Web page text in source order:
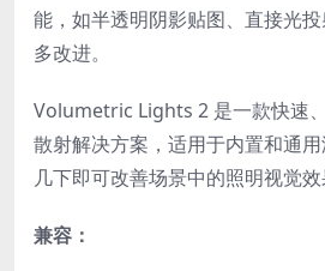
能，如半透明阴影贴图、直接光
多改进。
Volumetric Lights 2 是一款快速
散射解决方案，适用于内置和通
几下即可改善场景中的照明视觉效
兼容：